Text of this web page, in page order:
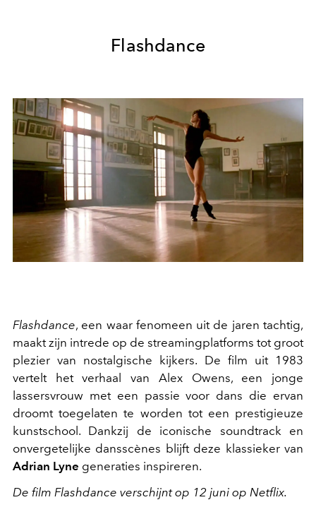
Flashdance
Flashdance, een waar fenomeen uit de jaren tachtig,
maakt zijn intrede op de streamingplatforms tot groot
plezier van nostalgische kijkers. De film uit 1983
vertelt het verhaal van Alex Owens, een jonge
lassersvrouw met een passie voor dans die ervan
droomt toegelaten te worden tot een prestigieuze
kunstschool. Dankzij de iconische soundtrack en
onvergetelijke dansscènes blijft deze klassieker van
Adrian Lyne generaties inspireren.
De film Flashdance verschijnt op 12 juni op Netflix.